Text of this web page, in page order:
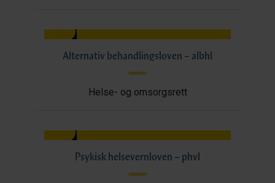
Alternativ behandlingsloven – albhl
Helse- og omsorgsrett
Psykisk helsevernloven – phvl